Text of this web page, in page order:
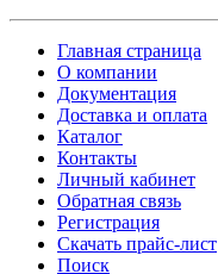
Главная страница
О компании
Документация
Доставка и оплата
Каталог
Контакты
Личный кабинет
Обратная связь
Регистрация
Скачать прайс-лист
Поиск